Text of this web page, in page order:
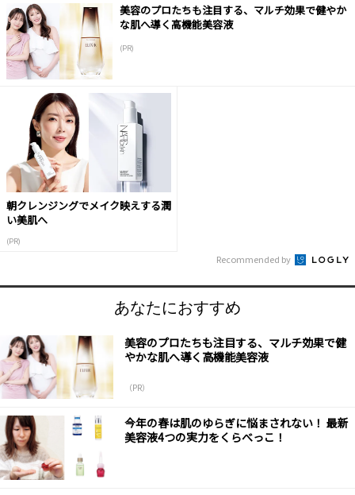
美容のプロたちも注目する、マルチ効果で健やか
な肌へ導く高機能美容液
(PR)
朝クレンジングでメイク映えする潤
い美肌へ
(PR)
Recommended by
あなたにおすすめ
美容のプロたちも注目する、マルチ効果で健
やかな肌へ導く高機能美容液
（PR）
今年の春は肌のゆらぎに悩まされない！ 最新
美容液4つの実力をくらべっこ！